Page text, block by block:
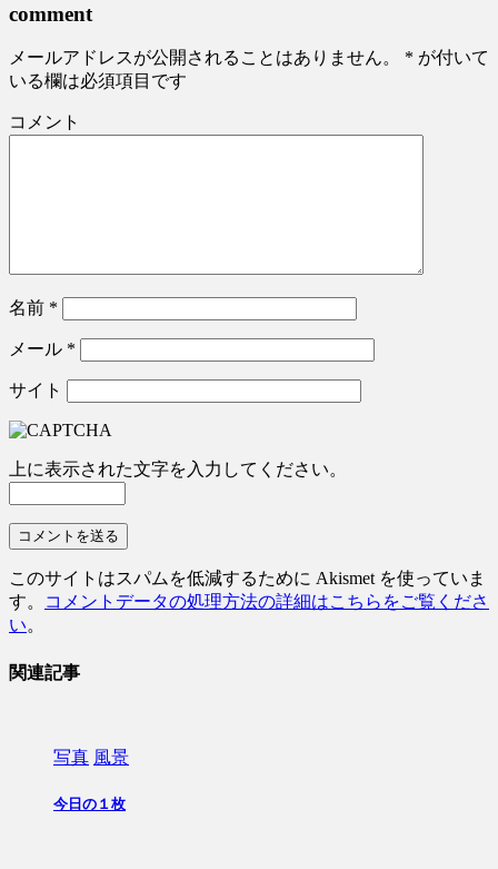
comment
メールアドレスが公開されることはありません。 * が付いて
いる欄は必須項目です
コメント
名前 *
メール *
サイト
上に表示された文字を入力してください。
このサイトはスパムを低減するために Akismet を使っていま
す。
コメントデータの処理方法の詳細はこちらをご覧くださ
い。
関連記事
写真 風景
今日の１枚